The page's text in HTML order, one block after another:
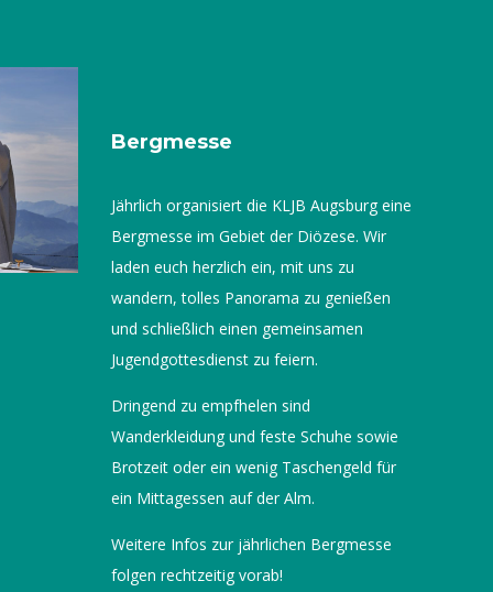
Bergmesse
Jährlich organisiert die KLJB Augsburg eine
Bergmesse im Gebiet der Diözese. Wir
laden euch herzlich ein, mit uns zu
wandern, tolles Panorama zu genießen
und schließlich einen gemeinsamen
Jugendgottesdienst zu feiern.
Dringend zu empfhelen sind
Wanderkleidung und feste Schuhe sowie
Brotzeit oder ein wenig Taschengeld für
ein Mittagessen auf der Alm.
Weitere Infos zur jährlichen Bergmesse
folgen rechtzeitig vorab!